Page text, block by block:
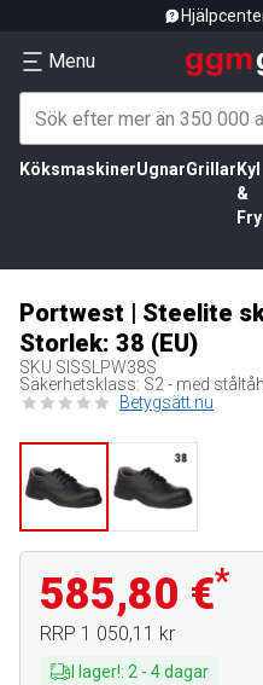
Menu
KöksmaskinerUgnarGrillar Kyl
&
Portwest | Steelite
Storlek: 38 (EU)
SKU SISSLPW38S
Säkerhetsklass: S2 - med
Betygsätt nu
585,80 €*
RRP 1 050,11 kr
I lager!: 2 - 4dagar